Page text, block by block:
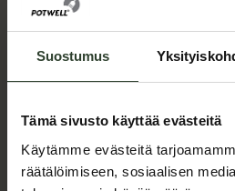
Suostumus
Tämä sivusto käyttää evästeitä
Käytämme evästeitä
räätälöimiseen, sosiaalisen
Allergiatiedot Ei
Energia